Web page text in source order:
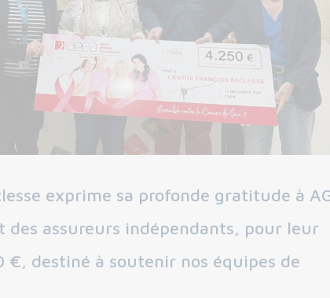
exprime sa profonde gratitude à
des assureurs indépendants, pour leur
€, destiné à soutenir nos équipes de